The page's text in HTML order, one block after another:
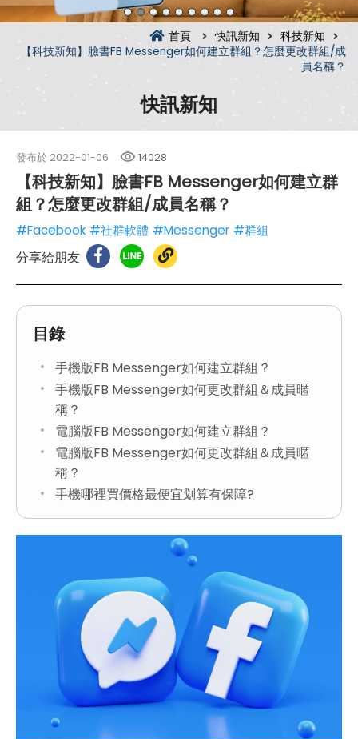
首頁 快訊新知
科技新知
【科技新知】臉書FB Messenger如何建立群組？怎麼更改群組/成
員名稱？
快訊新知
發布於 2022-01-06 14028
【科技新知】臉書FB Messenger如何建立群
組？怎麼更改群組/成員名稱？
#Facebook #社群軟體 #Messenger #群組
分享給朋友
目錄
手機版FB Messenger如何建立群組？
手機版FB Messenger如何更改群組＆成員暱
稱？
電腦版FB Messenger如何建立群組？
電腦版FB Messenger如何更改群組＆成員暱
稱？
手機哪裡買價格最便宜划算有保障?